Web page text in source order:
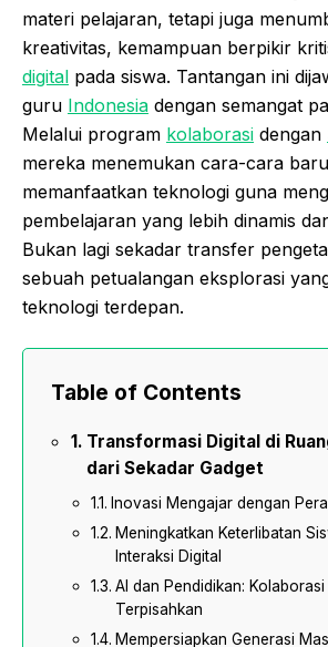
materi pelajaran, tetapi juga
kreativitas, kemampuan berpikir
digital pada siswa. Tantangan ini
guru Indonesia dengan semangat
Melalui program kolaborasi dengan
mereka menemukan cara-cara
memanfaatkan teknologi guna
pembelajaran yang lebih dinamis
Bukan lagi sekadar transfer
sebuah petualangan eksplorasi
teknologi terdepan.
Table of Contents
Transformasi Digital di
dari Sekadar Gadget
Inovasi Mengajar dengan
Meningkatkan Keterlibatan
Interaksi Digital
AI dan Pendidikan:
Terpisahkan
Mempersiapkan Generasi